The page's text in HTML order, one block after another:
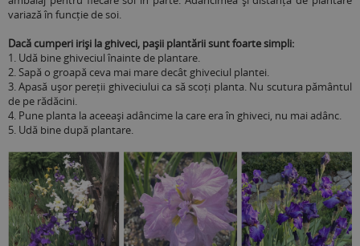
variază în funcție de soi.
Dacă cumperi iriși la ghiveci, pașii plantării sunt foarte simpli:
1. Udă bine ghiveciul înainte de plantare.
2. Sapă o groapă ceva mai mare decât ghiveciul plantei.
3.Apasă ușor pereții ghiveciului ca să scoți planta. Nu scutura pământul
de pe rădăcini.
4. Pune planta la aceeași adâncime la care era în ghiveci, nu mai adânc.
5. Udă bine după plantare.